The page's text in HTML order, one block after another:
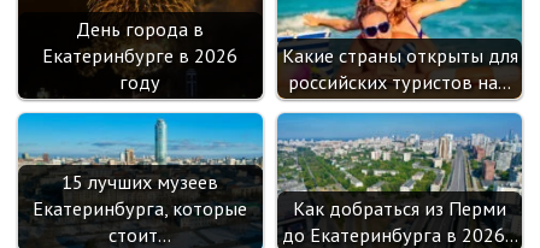
День города в
Екатеринбурге в 2026
году
Какие страны открыты для
российских туристов на…
15 лучших музеев
Екатеринбурга, которые
стоит…
Как добраться из Перми
до Екатеринбурга в 2026…